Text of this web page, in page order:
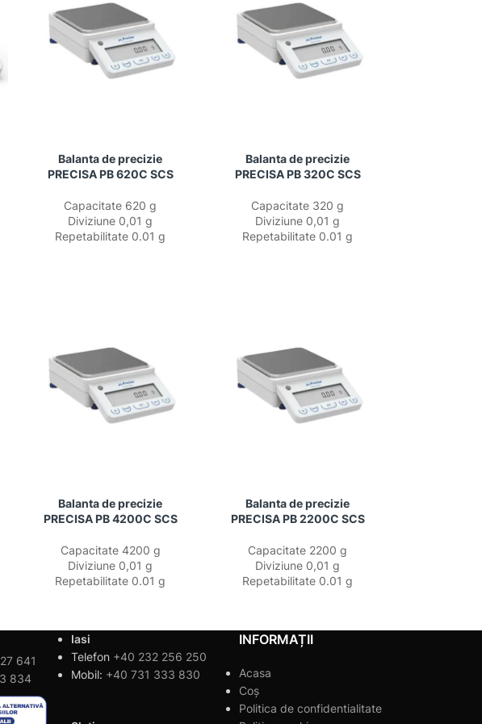
Balanta de precizie
PRECISA PB 620C SCS
Capacitate 620 g
Diviziune 0,01 g
Repetabilitate 0.01 g
Balanta de precizie
PRECISA PB 320C SCS
Capacitate 320 g
Diviziune 0,01 g
Repetabilitate 0.01 g
Balanta de precizie
PRECISA PB 4200C SCS
Capacitate 4200 g
Diviziune 0,01 g
Repetabilitate 0.01 g
Balanta de precizie
PRECISA PB 2200C SCS
Capacitate 2200 g
Diviziune 0,01 g
Repetabilitate 0.01 g
641
834
Iasi
Telefon +40 232 256 250
Mobil: +40 731 333 830
INFORMAȚII
Acasa
Coș
Politica de confidentialitate